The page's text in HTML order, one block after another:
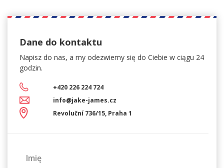
Dane do kontaktu
Napisz do nas, a my odezwiemy się do Ciebie w ciągu 24
godzin.
+420 226 224 724
info@jake-james.cz
Revoluční 736/15, Praha 1
Imię